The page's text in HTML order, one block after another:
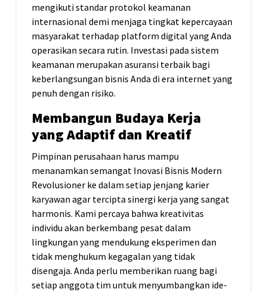
mengikuti standar protokol keamanan
internasional demi menjaga tingkat kepercayaan
masyarakat terhadap platform digital yang Anda
operasikan secara rutin. Investasi pada sistem
keamanan merupakan asuransi terbaik bagi
keberlangsungan bisnis Anda di era internet yang
penuh dengan risiko.
Membangun Budaya Kerja
yang Adaptif dan Kreatif
Pimpinan perusahaan harus mampu
menanamkan semangat Inovasi Bisnis Modern
Revolusioner ke dalam setiap jenjang karier
karyawan agar tercipta sinergi kerja yang sangat
harmonis. Kami percaya bahwa kreativitas
individu akan berkembang pesat dalam
lingkungan yang mendukung eksperimen dan
tidak menghukum kegagalan yang tidak
disengaja. Anda perlu memberikan ruang bagi
setiap anggota tim untuk menyumbangkan ide-